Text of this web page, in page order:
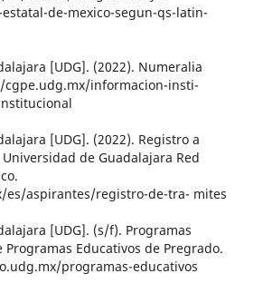
de-mexico-segun-qs-latin-
[UDG]. (2022). Numeralia
informacion-insti-
[UDG]. (2022). Registro a
de Guadalajara Red
aspirantes/registro-de-tra- mites
[UDG]. (s/f). Programas
Educativos de Pregrado.
programas-educativos